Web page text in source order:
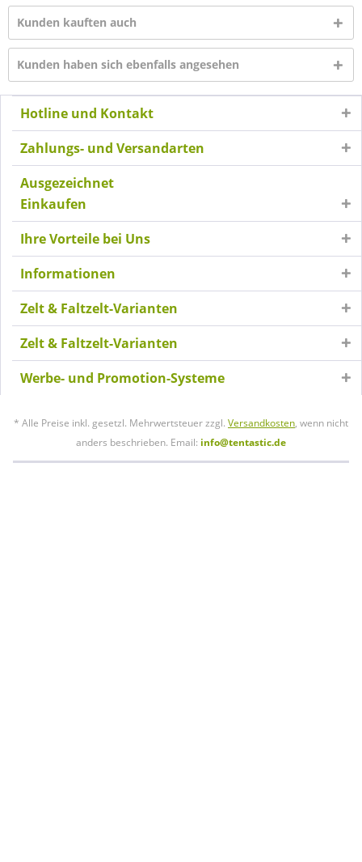
Kunden kauften auch
Kunden haben sich ebenfalls angesehen
Hotline und Kontakt
Zahlungs- und Versandarten
Ausgezeichnet
Einkaufen
Ihre Vorteile bei Uns
Informationen
Zelt & Faltzelt-Varianten
Zelt & Faltzelt-Varianten
Werbe- und Promotion-Systeme
* Alle Preise inkl. gesetzl. Mehrwertsteuer zzgl. Versandkosten, wenn nicht
anders beschrieben. Email: info@tentastic.de